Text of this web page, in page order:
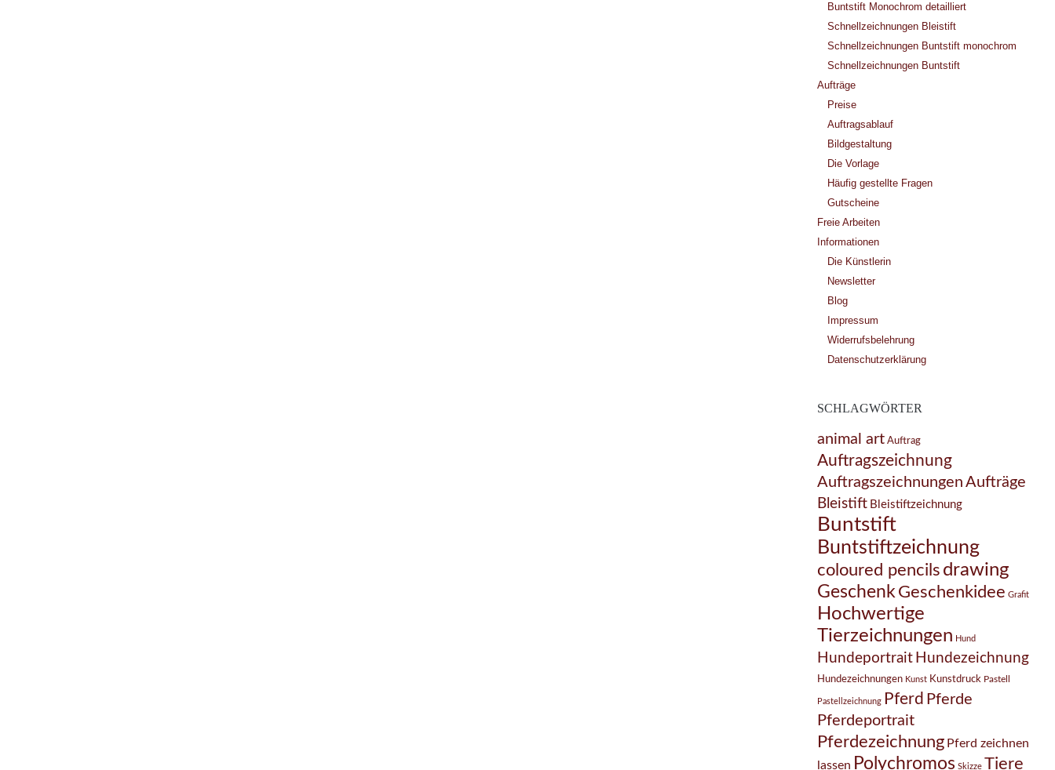
Buntstift Monochrom detailliert
Schnellzeichnungen Bleistift
Schnellzeichnungen Buntstift monochrom
Schnellzeichnungen Buntstift
Aufträge
Preise
Auftragsablauf
Bildgestaltung
Die Vorlage
Häufig gestellte Fragen
Gutscheine
Freie Arbeiten
Informationen
Die Künstlerin
Newsletter
Blog
Impressum
Widerrufsbelehrung
Datenschutzerklärung
SCHLAGWÖRTER
animal art Auftrag
Auftragszeichnung
Auftragszeichnungen Aufträge
Bleistift Bleistiftzeichnung
Buntstift
Buntstiftzeichnung
coloured pencils drawing
Geschenk Geschenkidee Grafit
Hochwertige
Tierzeichnungen Hund
Hundeportrait Hundezeichnung
Hundezeichnungen Kunst Kunstdruck Pastell
Pastellzeichnung Pferd Pferde
Pferdeportrait
Pferdezeichnung Pferd zeichnen
lassen Polychromos Skizze Tiere